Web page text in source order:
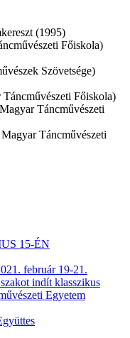
(1995)
Főiskola)
Szövetsége)
Főiskola)
Táncművészeti
Táncművészeti
15-ÉN
február 19-21.
indít klasszikus
Egyetem